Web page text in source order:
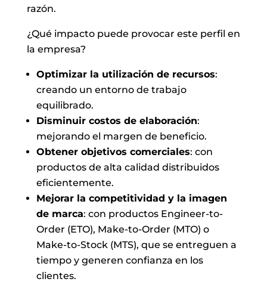
razón.
¿Qué impacto puede provocar este perfil en
la empresa?
Optimizar la utilización de recursos:
creando un entorno de trabajo
equilibrado.
Disminuir costos de elaboración:
mejorando el margen de beneficio.
Obtener objetivos comerciales: con
productos de alta calidad distribuidos
eficientemente.
Mejorar la competitividad y la imagen
de marca: con productos Engineer-to-
Order (ETO), Make-to-Order (MTO) o
Make-to-Stock (MTS), que se entreguen a
tiempo y generen confianza en los
clientes.